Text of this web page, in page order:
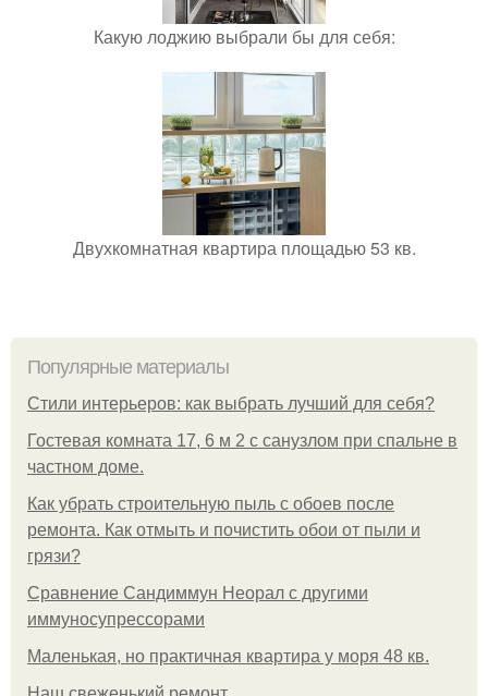
Какую лоджию выбрали бы для себя:
Двухкомнатная квартира площадью 53 кв.
Популярные материалы
Стили интерьеров: как выбрать лучший для себя?
Гостевая комната 17, 6 м 2 с санузлом при спальне в
частном доме.
Как убрать строительную пыль с обоев после
ремонта. Как отмыть и почистить обои от пыли и
грязи?
Сравнение Сандиммун Неорал с другими
иммуносупрессорами
Маленькая, но практичная квартира у моря 48 кв.